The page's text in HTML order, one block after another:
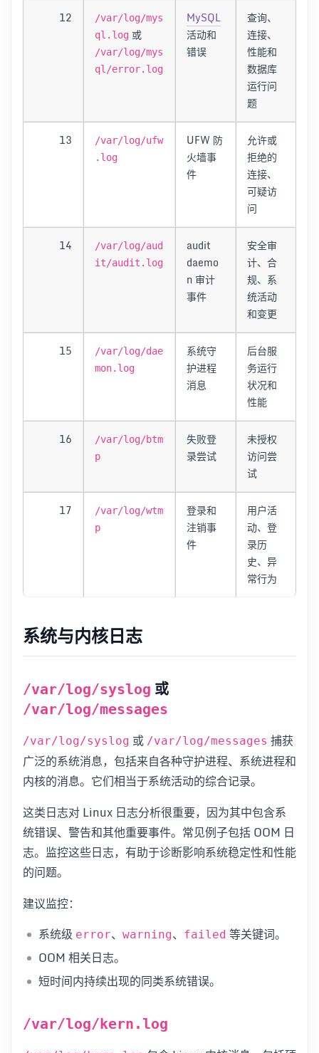
12
/var/log/mys
ql.log 或
/var/log/mys
ql/error.log
MySQL
活动和
错误
查询、
连接、
性能和
数据库
运行问
题
13
/var/log/ufw
.log
UFW 防
火墙事
件
允许或
拒绝的
连接、
可疑访
问
14
/var/log/aud
it/audit.log
audit
daemo
n 审计
事件
安全审
计、合
规、系
统活动
和变更
15
/var/log/dae
mon.log
系统守
护进程
消息
后台服
务运行
状况和
性能
16
/var/log/btm
p
失败登
录尝试
未授权
访问尝
试
17
/var/log/wtm
p
登录和
注销事
件
用户活
动、登
录历
史、异
常行为
系统与内核日志
/var/log/syslog 或
/var/log/messages
/var/log/syslog 或 /var/log/messages 捕获
广泛的系统消息，包括来自各种守护进程、系统进程和
内核的消息。它们相当于系统活动的综合记录。
这类日志对 Linux 日志分析很重要，因为其中包含系
统错误、警告和其他重要事件。常见例子包括 OOM 日
志。监控这些日志，有助于诊断影响系统稳定性和性能
的问题。
建议监控：
系统级 error、 warning、 failed 等关键词。
OOM 相关日志。
短时间内持续出现的同类系统错误。
/var/log/kern.log